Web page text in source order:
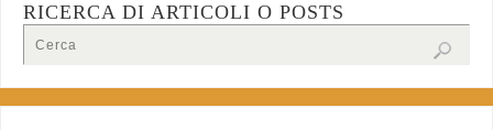
RICERCA DI ARTICOLI O POSTS